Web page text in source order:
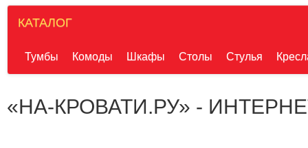
КАТАЛОГ
Тумбы Комоды Шкафы Столы Стулья
«НА-КРОВАТИ.РУ» -